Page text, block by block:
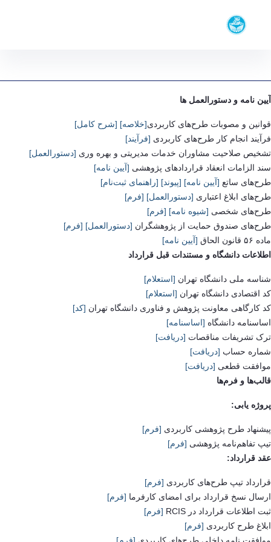
آیین نامه و دستورالعمل ها
قوانین و مصوبات طرح‌های کاربردی[خلاصه] [شرح کامل]
فرآیند انجام کار طرح‌های کاربردی [فرآیند]
تشخیص صلاحیت مشاوران خدمات مدیریتی و بهره وری [دستورالعمل]
سند الزامات انعقاد قراردادهای پژوهشی [آیین نامه]
طرح‌های ساتع [آیین نامه] [پیوند] [راهنمای ثبت‌نام]
طرح‌های ابلاغ اعتباری [دستورالعمل] [فرم]
طرح‌های شخصی [شیوه نامه] [فرم]
طرح‌های صندوق حمایت از پژوهشگران [دستورالعمل] [فرم]
ماده ۵۶ قانون الحاق
[آیین نامه]
اطلاعات دانشگاه و مستندات قبل قرارداد
شناسه ملی دانشگاه تهران [استعلام]
کد اقتصادی دانشگاه تهران [استعلام]
کد کارگاهی معاونت پژوهش و فناوری دانشگاه تهران [کد]
اساسنامه دانشگاه [اساسنامه]
ترک تشریفات مناقصات [دریافت]
شماره حساب [دریافت]
موافقت قطعی [دریافت]
قالب‌ها و فرم‌ها
پروژه یابی:
پیشنهاد طرح پژوهشی کاربردی [فرم]
تیپ تفاهم‌نامه پژوهشی [فرم]
عقد قرارداد:
قرارداد تیپ طرح‌های کاربردی [فرم]
ارسال نسخ قرارداد برای امضای کارفرما [فرم]
ثبت اطلاعات قرارداد در RCIS
[فرم]
ابلاغ طرح کاربردی [فرم]
موافقت نامه داخلی طرح‌های کاربردی [فرم]